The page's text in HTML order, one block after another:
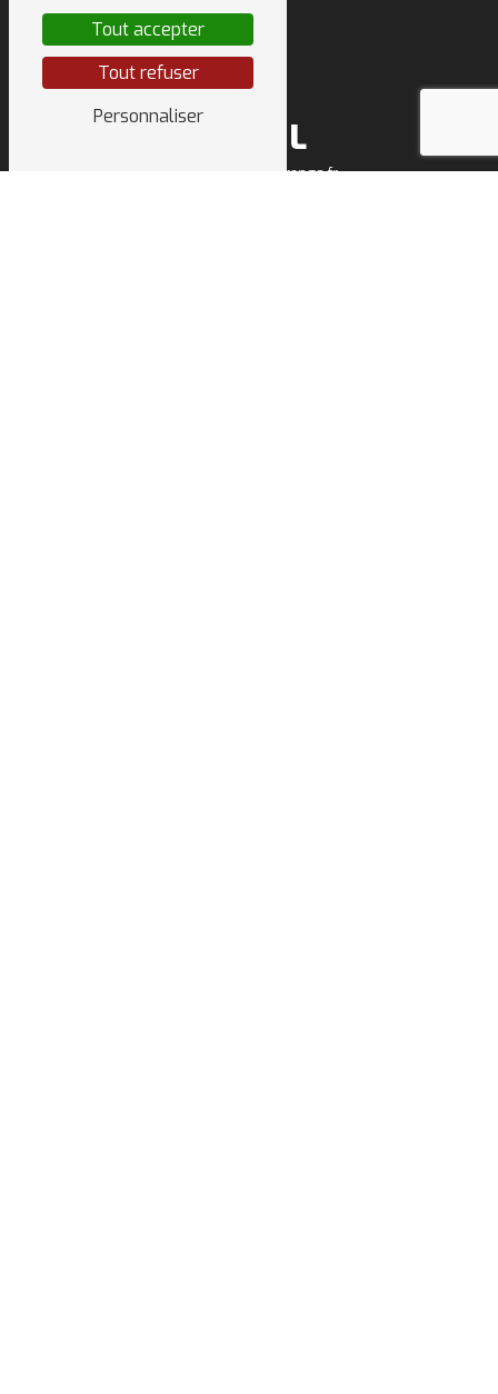
E-MAIL
sarl.deletraz.tp@orange.fr
Tout accepter
Tout refuser
Personnaliser